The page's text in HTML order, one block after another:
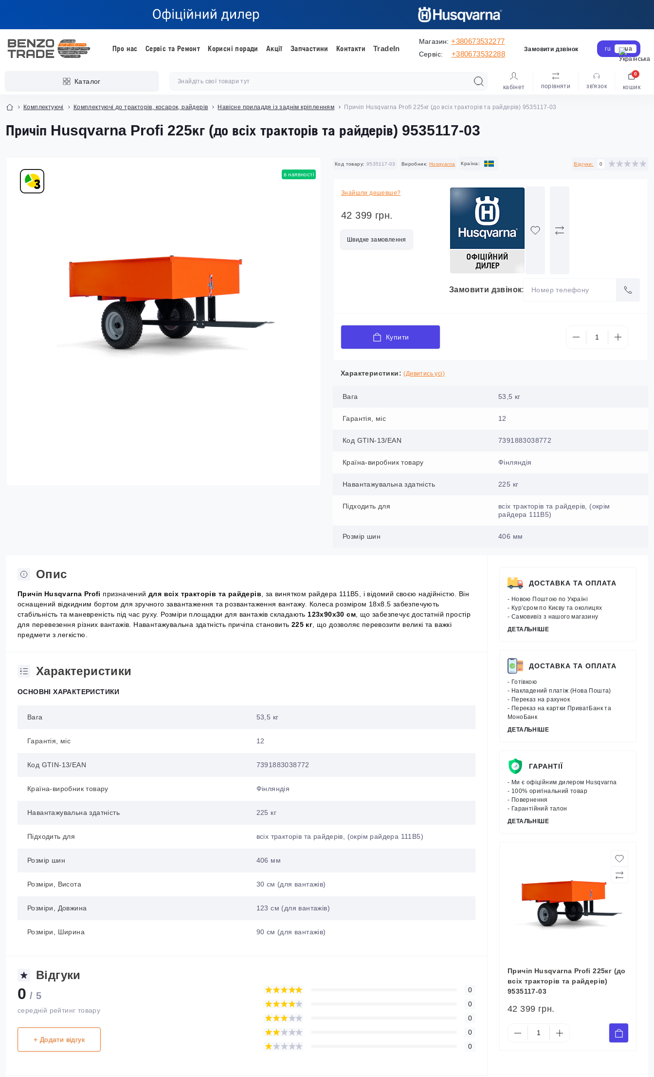
Про нас Сервіс та Ремонт Корисні поради Акції Запчастини Контакти TradeIn
Магазин:+380673532277
Сервіс: +380673532288
Замовити дзвінок ru ua
Каталог
кабінет порівняти зв'язок кошик
0
Комплектуючі Комплектуючі до тракторів, косарок, райдерів Навісне приладдя із заднім кріпленням Причіп Husqvarna Profi 225кг (до всіх тракторів та райдерів) 9535117-03
Причіп Husqvarna Profi 225кг (до всіх тракторів та райдерів) 9535117-03
в наявності
Код товару: 9535117-03 Виробник: Husqvarna Країна: Відгуки: 0
Знайшли дешевше?
42 399 грн.
Швидке замовлення
Замовити дзвінок:
Купити
Характеристики: (Дивитись усі)
Вага 53,5 кг
Гарантія, міс 12
Код GTIN-13/EAN 7391883038772
Країна-виробник товару Фінляндія
Навантажувальна здатність 225 кг
Підходить для
всіх тракторів та райдерів, (окрім
райдера 111B5)
Розмір шин 406 мм
Опис
Причіп Husqvarna Profi призначенийдля всіх тракторів та райдерів , за винятком райдера 111B5, і відомий своєю надійністю. Він
оснащений відкидним бортом для зручного завантаження та розвантаження вантажу. Колеса розміром 18x8.5 забезпечують
стабільність та маневреність під час руху. Розміри площадки для вантажів складають 123x90x30 см , що забезпечує достатній простір
для перевезення різних вантажів. Навантажувальна здатність причіпа становить 225 кг , що дозволяє перевозити великі та важкі
предмети з легкістю.
Характеристики
ОСНОВНІ ХАРАКТЕРИСТИКИ
Вага 53,5 кг
Гарантія, міс 12
Код GTIN-13/EAN 7391883038772
Країна-виробник товару Фінляндія
Навантажувальна здатність 225 кг
Підходить для всіх тракторів та райдерів, (окрім райдера 111B5)
Розмір шин 406 мм
Розміри, Висота 30 см (для вантажів)
Розміри, Довжина 123 см (для вантажів)
Розміри, Ширина 90 см (для вантажів)
Відгуки
0 / 5
середній рейтинг товару
+ Додати відгук
0
0
0
0
0
ДОСТАВКА ТА ОПЛАТА
- Новою Поштою по Україні
- Кур’єром по Києву та околицях
- Самовивіз з нашого магазину
ДЕТАЛЬНІШЕ
ДОСТАВКА ТА ОПЛАТА
- Готівкою
- Накладений платіж (Нова Пошта)
- Переказ на рахунок
- Переказ на картки ПриватБанк та
МоноБанк
ДЕТАЛЬНІШЕ
ГАРАНТІЇ
- Ми є офіційним дилером Husqvarna
- 100% оригінальний товар
- Повернення
- Гарантійний талон
ДЕТАЛЬНІШЕ
Причіп Husqvarna Profi 225кг (до
всіх тракторів та райдерів)
9535117-03
42 399 грн.